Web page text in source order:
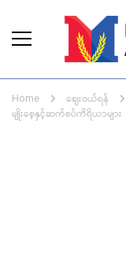
Home ဈေးဝယ်ရန်
မျိုးစေ့နှင့်ဆက်စပ်ကိရိယာများ